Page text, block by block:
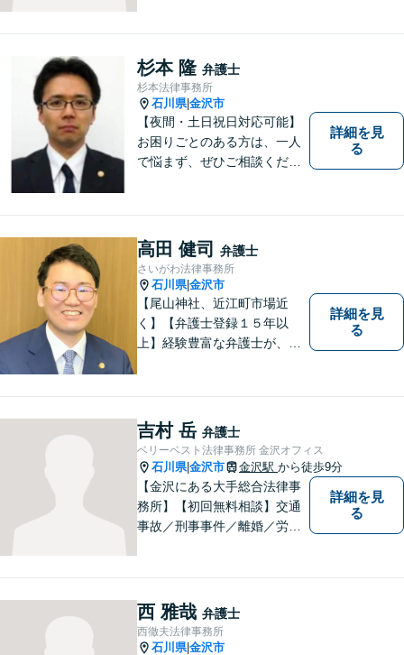
杉本 隆 弁護士
杉本法律事務所
石川県|金沢市
【夜間・土日祝日対応可能】
お困りごとのある方は、一人
で悩まず、ぜひご相談くださ
さい（相談料：１時間５5００
円(税込））
詳細を見
る
高田 健司 弁護士
さいがわ法律事務所
石川県|金沢市
【尾山神社、近江町市場近
く】【弁護士登録１５年以
上】経験豊富な弁護士が、誠
詳細を見
る
吉村 岳 弁護士
ベリーベスト法律事務所 金沢オフィス
石川県|金沢市 金沢駅 から徒歩9分
【金沢にある大手総合法律事
務所】【初回無料相談】交通
事故／刑事事件／離婚／労働
るように、努めてまいりま
す。お困りの際は、お気軽に
ご相談を！【お子様連れ可】
詳細を見
る
西 雅哉 弁護士
西徹夫法律事務所
石川県|金沢市